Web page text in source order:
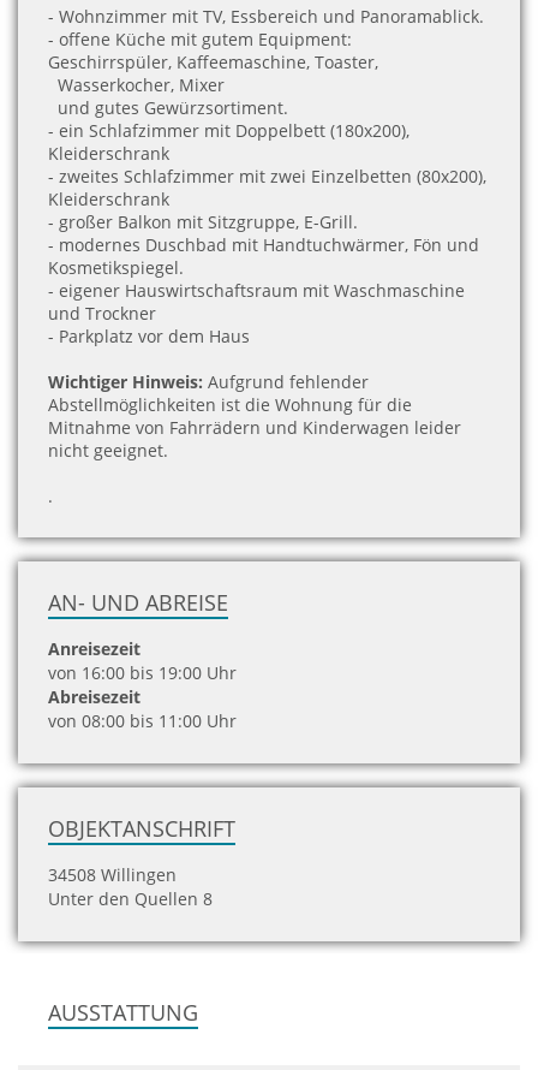
- Wohnzimmer mit TV, Essbereich und Panoramablick.
- offene Küche mit gutem Equipment:
Geschirrspüler, Kaffeemaschine, Toaster,
Wasserkocher, Mixer
und gutes Gewürzsortiment.
- ein Schlafzimmer mit Doppelbett (180x200),
Kleiderschrank
- zweites Schlafzimmer mit zwei Einzelbetten (80x200),
Kleiderschrank
- großer Balkon mit Sitzgruppe, E-Grill.
- modernes Duschbad mit Handtuchwärmer, Fön und
Kosmetikspiegel.
- eigener Hauswirtschaftsraum mit Waschmaschine
und Trockner
- Parkplatz vor dem Haus
Wichtiger Hinweis: Aufgrund fehlender
Abstellmöglichkeiten ist die Wohnung für die
Mitnahme von Fahrrädern und Kinderwagen leider
nicht geeignet.
.
AN- UND ABREISE
Anreisezeit
von 16:00 bis 19:00 Uhr
Abreisezeit
von 08:00 bis 11:00 Uhr
OBJEKTANSCHRIFT
34508 Willingen
Unter den Quellen 8
AUSSTATTUNG